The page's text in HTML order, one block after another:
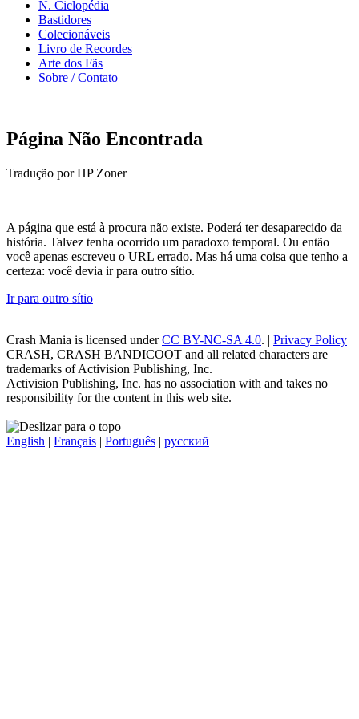
N. Ciclopédia
Bastidores
Colecionáveis
Livro de Recordes
Arte dos Fãs
Sobre / Contato
Página Não Encontrada
Tradução por HP Zoner
A página que está à procura não existe. Poderá ter desaparecido da
história. Talvez tenha ocorrido um paradoxo temporal. Ou então
você apenas escreveu o URL errado. Mas há uma coisa que tenho a
certeza: você devia ir para outro sítio.
Ir para outro sítio
Crash Mania is licensed underCC BY-NC-SA 4.0. | Privacy Policy
CRASH, CRASH BANDICOOT and all related characters are
trademarks of Activision Publishing, Inc.
Activision Publishing, Inc. has no association with and takes no
responsibility for the content in this web site.
English | Français | Português | русский